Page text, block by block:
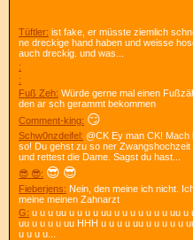
Tüftler: ist fake, er müsste ziemlich
ne dreckige hand haben und weisse
auch dreckig. und was...
:
:
Fuß Zeh: Würde gerne mal einen
den ar sch gerammt bekommen
Comment-king: 😏
Schw0nzdeifel: @CK Ey man CK! Mach
so! Du gehst zu so ner Zwangshochzeit
und rettest die Dame. Sagst du hast...
😎 😎: 😎 😎
Fieberjens: Nein, den meine ich nicht.
meine meinen Zahnarzt
G: u u u uu u u u u uu u u u u u u u uu u
uu u u u u uu HHH u u u u uu u u u u u
u u u u...